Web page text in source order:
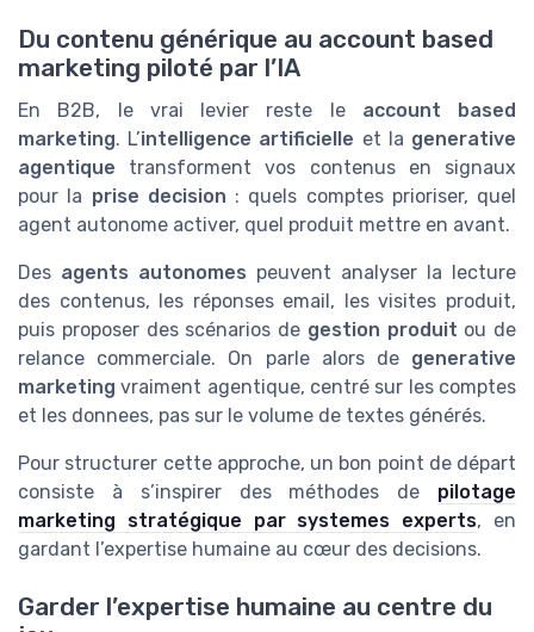
Du contenu générique au account based
marketing piloté par l’IA
En B2B, le vrai levier reste le account based
marketing. L’intelligence artificielle et la generative
agentique transforment vos contenus en signaux
pour la prise decision : quels comptes prioriser, quel
agent autonome activer, quel produit mettre en avant.
Des agents autonomes peuvent analyser la lecture
des contenus, les réponses email, les visites produit,
puis proposer des scénarios de gestion produit ou de
relance commerciale. On parle alors de generative
marketing vraiment agentique, centré sur les comptes
et les donnees, pas sur le volume de textes générés.
Pour structurer cette approche, un bon point de départ
consiste à s’inspirer des méthodes de pilotage
marketing stratégique par systemes experts, en
gardant l’expertise humaine au cœur des decisions.
Garder l’expertise humaine au centre du